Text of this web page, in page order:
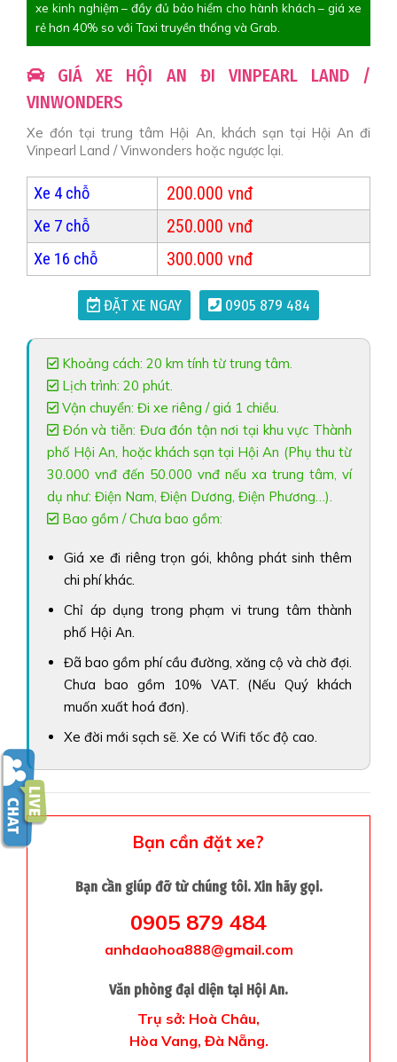
xe kinh nghiệm – đầy đủ bảo hiểm cho hành khách – giá xe
rẻ hơn 40% so với Taxi truyền thống và Grab.
GIÁ XE HỘI AN ĐI VINPEARL LAND /
VINWONDERS
Xe đón tại trung tâm Hội An, khách sạn tại Hội An đi
Vinpearl Land / Vinwonders hoặc ngược lại.
Xe 4 chỗ 200.000 vnđ
Xe 7 chỗ 250.000 vnđ
Xe 16 chỗ 300.000 vnđ
ĐẶT XE NGAY 0905 879 484
Khoảng cách: 20 km tính từ trung tâm.
Lịch trình: 20 phút.
Vận chuyển: Đi xe riêng / giá 1 chiều.
Đón và tiễn: Đưa đón tận nơi tại khu vực Thành
phố Hội An, hoặc khách sạn tại Hội An (Phụ thu từ
30.000 vnđ đến 50.000 vnđ nếu xa trung tâm, ví
dụ như: Điện Nam, Điện Dương, Điện Phương…).
Bao gồm / Chưa bao gồm:
Giá xe đi riêng trọn gói, không phát sinh thêm
chi phí khác.
Chỉ áp dụng trong phạm vi trung tâm thành
phố Hội An.
Đã bao gồm phí cầu đường, xăng cộ và chờ đợi.
Chưa bao gồm 10% VAT. (Nếu Quý khách
muốn xuất hoá đơn).
Xe đời mới sạch sẽ. Xe có Wifi tốc độ cao.
Bạn cần đặt xe?
Bạn cần giúp đỡ từ chúng tôi. Xin hãy gọi.
0905 879 484
anhdaohoa888@gmail.com
Văn phòng đại diện tại Hội An.
Trụ sở: Hoà Châu,
Hòa Vang, Đà Nẵng.